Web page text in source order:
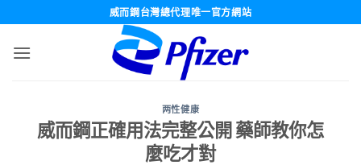
威而鋼台灣總代理唯一官方網站
两性健康
威而鋼正確用法完整公開 藥師教你怎
麼吃才對